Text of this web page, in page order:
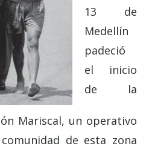
13 de
Medellín
padeció
el inicio
de la
Mariscal, un operativo
de esta zona